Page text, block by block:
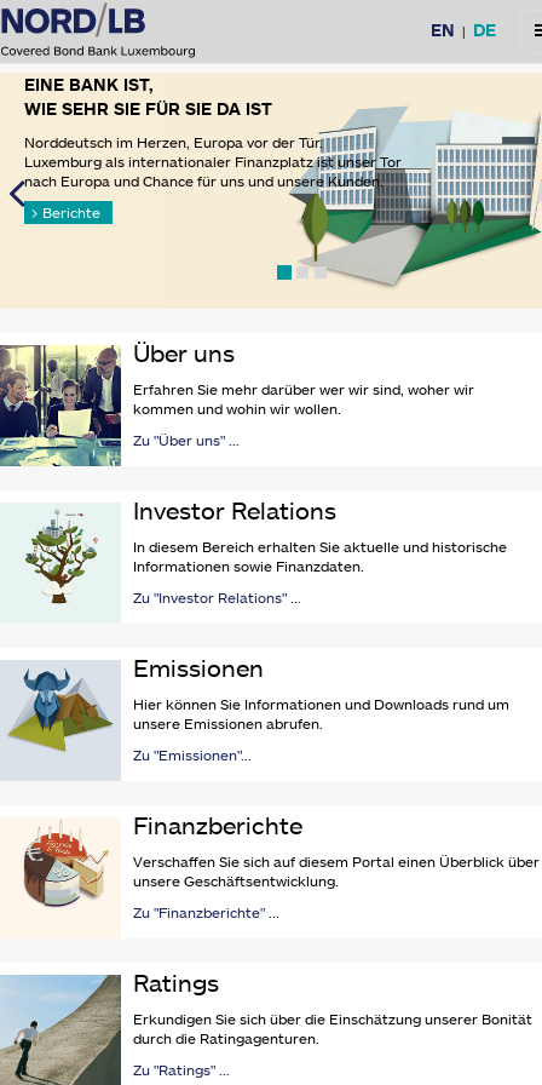
Sprachauswahl
EN | DE
EINE BANK IST,
WIE SEHR SIE FÜR SIE DA IST
Norddeutsch im Herzen, Europa vor der Tür.
Luxemburg als internationaler Finanzplatz ist unser Tor
nach Europa und Chance für uns und unsere Kunden.
Berichte
Über uns
Erfahren Sie mehr darüber wer wir sind, woher wir
kommen und wohin wir wollen.
Zu "Über uns" ...
Investor Relations
In diesem Bereich erhalten Sie aktuelle und historische
Informationen sowie Finanzdaten.
Zu "Investor Relations" ...
Emissionen
Hier können Sie Informationen und Downloads rund um
unsere Emissionen abrufen.
Zu "Emissionen"...
Finanzberichte
Verschaffen Sie sich auf diesem Portal einen Überblick über
unsere Geschäftsentwicklung.
Zu "Finanzberichte" ...
Ratings
Erkundigen Sie sich über die Einschätzung unserer Bonität
durch die Ratingagenturen.
Zu "Ratings" ...